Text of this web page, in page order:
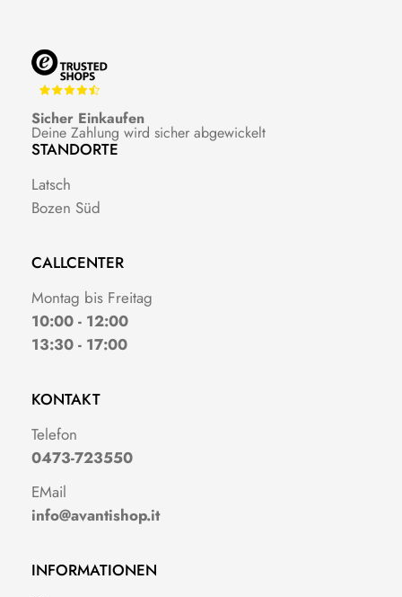
Sicher Einkaufen
Deine Zahlung wird sicher abgewickelt
STANDORTE
Latsch
Bozen Süd
CALLCENTER
Montag bis Freitag
10:00 - 12:00
13:30 - 17:00
KONTAKT
Telefon
0473-723550
EMail
info@avantishop.it
INFORMATIONEN